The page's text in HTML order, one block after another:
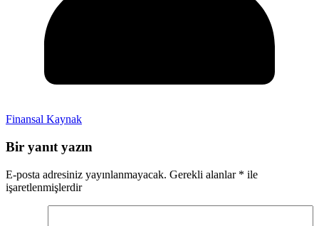
Finansal Kaynak
Bir yanıt yazın
E-posta adresiniz yayınlanmayacak. Gerekli alanlar * ile
işaretlenmişlerdir